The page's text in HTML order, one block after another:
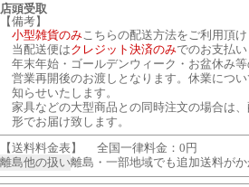
店頭受取
【備考】
小型雑貨のみ こちらの配送方法をご利用頂け
当配送便はクレジット決済のみでのお支払い
年末年始・ゴールデンウィーク・お盆休み
営業再開後のお渡しとなります。休業につ
知らせいたします。
家具などの大型商品との同時注文の場合は
形でお届け致します。
【送料料金表】
全国一律料金：0円
離島他の扱い離島・一部地域でも追加送料がか